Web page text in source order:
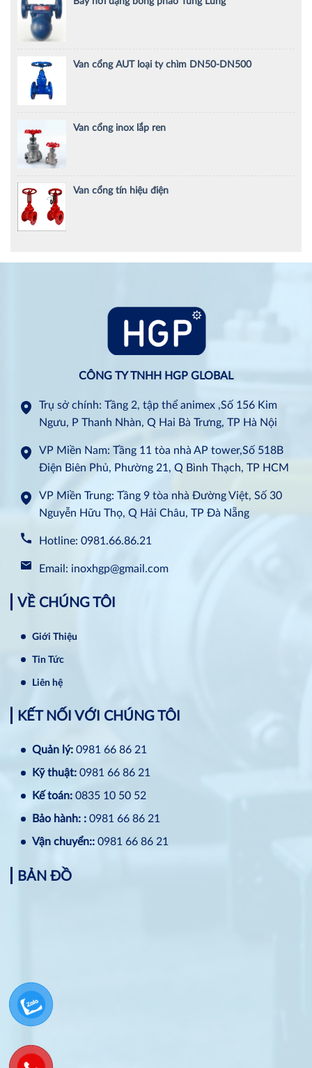
Van cổng AUT loại ty chìm DN50-DN500
Van cổng inox lắp ren
Van cổng tín hiệu điện
CÔNG TY TNHH HGP GLOBAL
Trụ sở chính: Tầng 2, tập thể animex ,Số 156 Kim
Ngưu, P Thanh Nhàn, Q Hai Bà Trưng, TP Hà Nội
VP Miền Nam: Tầng 11 tòa nhà AP tower,Số 518B
Điện Biên Phủ, Phường 21, Q Bình Thạch, TP HCM
VP Miền Trung: Tầng 9 tòa nhà Đường Việt, Số 30
Nguyễn Hữu Thọ, Q Hải Châu, TP Đà Nẵng
Hotline: 0981.66.86.21
Email: inoxhgp@gmail.com
VỀ CHÚNG TÔI
Giới Thiệu
Tin Tức
Liên hệ
KẾT NỐI VỚI CHÚNG TÔI
Quản lý: 0981 66 86 21
Kỹ thuật: 0981 66 86 21
Kế toán: 0835 10 50 52
Bảo hành: : 0981 66 86 21
Vận chuyển:: 0981 66 86 21
BẢN ĐỒ